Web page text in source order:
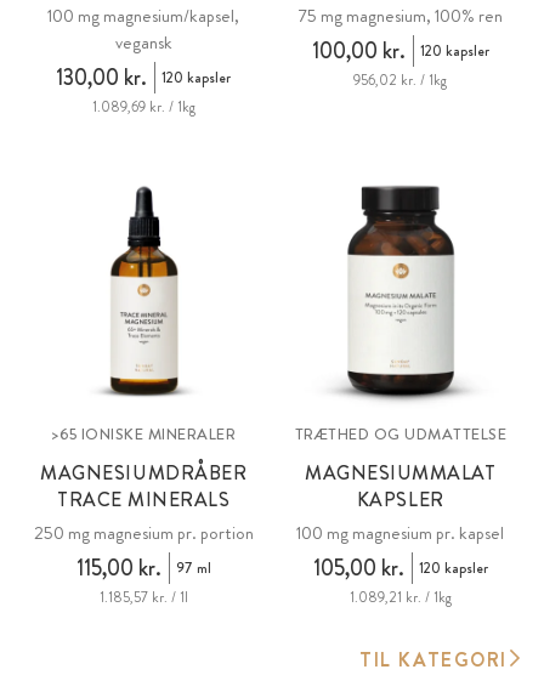
100 mg magnesium/kapsel,
vegansk
130,00 kr.
120 kapsler
1.089,69 kr. / 1kg
75 mg magnesium, 100% ren
100,00 kr.
120 kapsler
956,02 kr. / 1kg
>65 IONISKE MINERALER
MAGNESIUMDRÅBER
TRACE MINERALS
250 mg magnesium pr. portion
115,00 kr.
97 ml
1.185,57 kr. / 1l
TRÆTHED OG UDMATTELSE
MAGNESIUMMALAT
KAPSLER
100 mg magnesium pr. kapsel
105,00 kr.
120 kapsler
1.089,21 kr. / 1kg
TIL KATEGORI